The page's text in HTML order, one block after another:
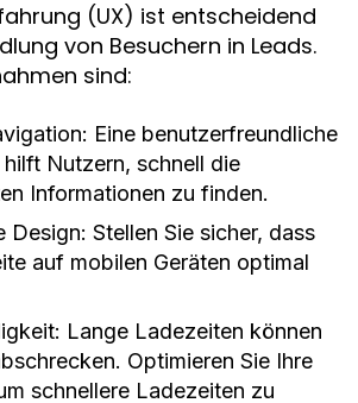
(UX) ist entscheidend
von Besuchern in Leads.
sind:
Eine benutzerfreundliche
Nutzern, schnell die
Informationen zu finden.
Design: Stellen Sie sicher, dass
auf mobilen Geräten optimal
Lange Ladezeiten können
Optimieren Sie Ihre
schnellere Ladezeiten zu